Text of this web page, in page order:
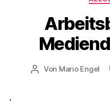
Beitragsautor
Von Mario Engel